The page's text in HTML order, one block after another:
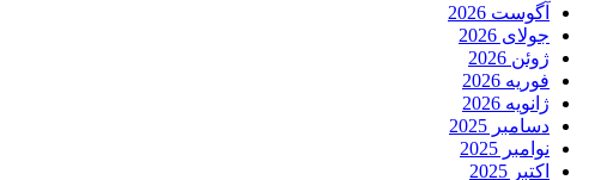
آگوست 2026
جولای 2026
ژوئن 2026
فوریه 2026
ژانویه 2026
دسامبر 2025
نوامبر 2025
اکتبر 2025